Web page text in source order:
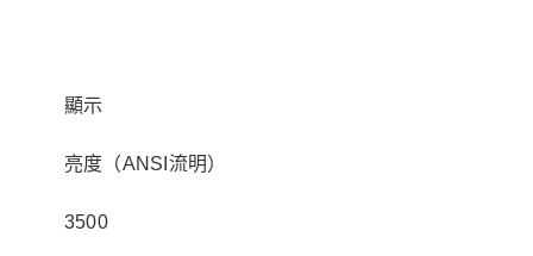
顯示
亮度（ANSI流明）
3500